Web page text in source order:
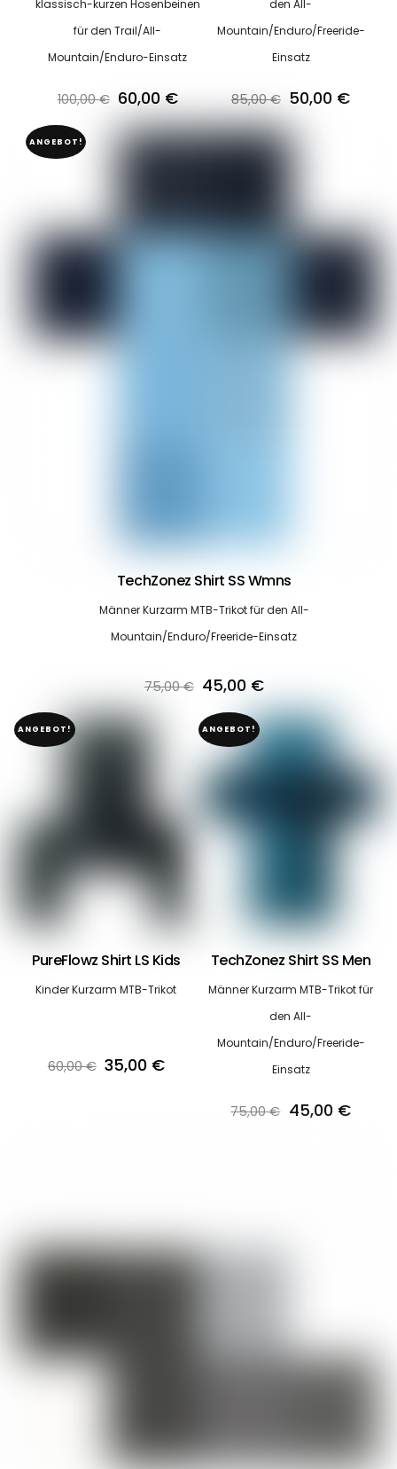
klassisch-kurzen Hosenbeinen
für den Trail/All-
Mountain/Enduro-Einsatz
100,00€ Ursprünglicher
Preis
war:
60,00 €Aktueller
Preis
ist:
den All-
Mountain/Enduro/Freeride-
Einsatz
85,00€
Preis
50,00 €
ANGEBOT!
TechZonez Shirt SS Wmns
Männer Kurzarm MTB-Trikot für den All-
Mountain/Enduro/Freeride-Einsatz
75,00€ Ursprünglicher
Preis
war:
75,00 €
45,00 €Aktueller
Preis
ist:
45,00 €.
ANGEBOT!
PureFlowz Shirt LS Kids
Kinder Kurzarm MTB-Trikot
60,00€ Ursprünglicher
35,00 €Aktueller
ANGEBOT!
TechZonez Shirt SS Men
Männer Kurzarm MTB-Trikot für
den All-
Mountain/Enduro/Freeride-
Einsatz
75,00€ 45,00 €